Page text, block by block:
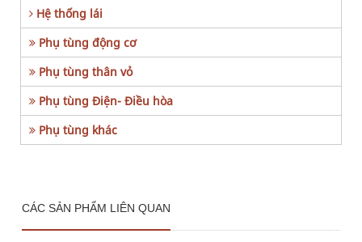
Hệ thống lái
Phụ tùng động cơ
Phụ tùng thân vỏ
Phụ tùng Điện- Điều hòa
Phụ tùng khác
CÁC SẢN PHẨM LIÊN QUAN